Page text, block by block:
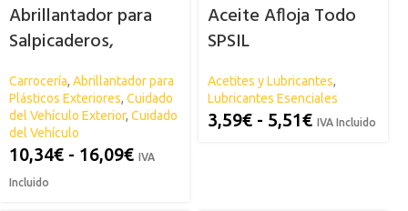
Abrillantador para
Salpicaderos,
Plásticos Exteriores
y Neumáticos SPSIL
Carrocería, Abrillantador para
Plásticos Exteriores, Cuidado
del Vehículo Exterior, Cuidado
del Vehículo
10,34€ - 16,09€ IVA
Incluido
Aceite Afloja Todo
SPSIL
Acetites y Lubricantes,
Lubricantes Esenciales
3,59€ - 5,51€ IVA Incluido